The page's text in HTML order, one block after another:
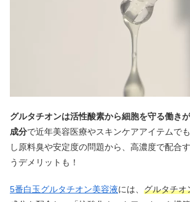
グルタチオンは活性酸素から細胞を守る働き
成分で近年美容医療やスキンケアアイテムで
し原料臭や安定度の問題から、高濃度で配合
うデメリットも！
5番白玉グルタチオン美容液には、 グルタチオ